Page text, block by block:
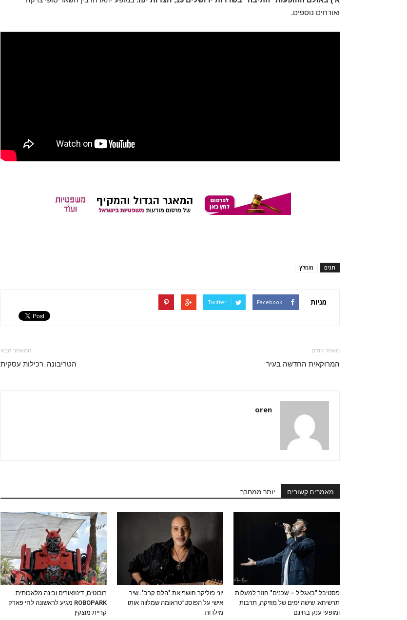
ואורחים נוספים.
תגים מומלץ
מניות Facebook
Twitter
מאמר קודם
המרוקאית החדשה בעיר
המאמר הבא
הטריבונה: רכילות עסקית
oren
מאמרים קשורים יותר ממחבר
פסטיבל "באגליל – שכנים" חוזר למעלות
תרשיחא: שישה ימים של מוזיקה, תרבות
ומופעי ענק בחינם
יוני פוליקר חושף את "הלם קרב": שיר
אישי על הפוסט־טראומה שמלווה אותו
מילדות
רובוטים, דינוזאורים ובינה מלאכותית:
ROBOPARK מגיע לראשונה לחי פארק
קריית מוצקין